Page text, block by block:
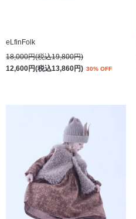
eLfinFolk
18,000円(税込19,800円)
12,600円(税込13,860円) 30% OFF